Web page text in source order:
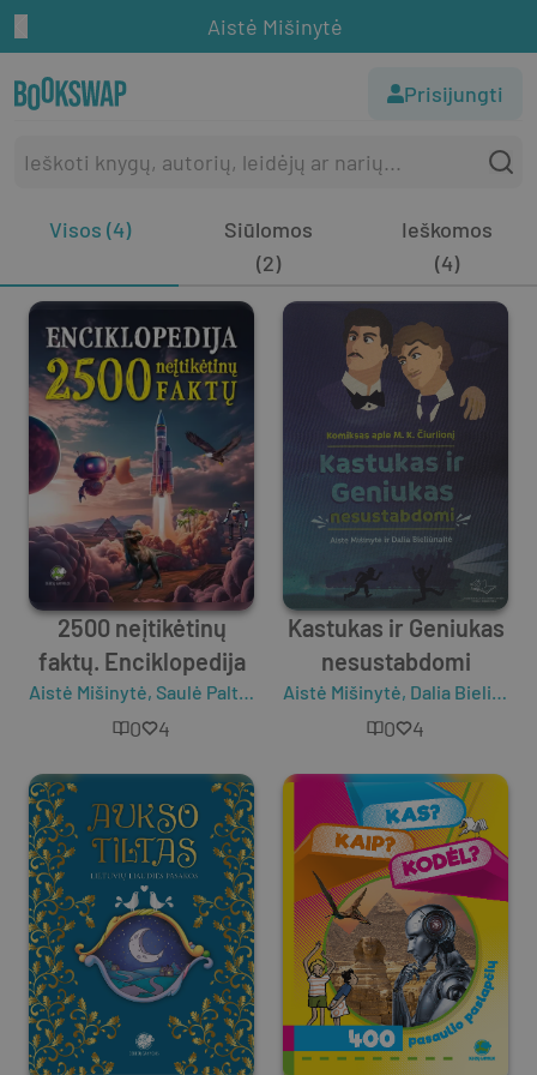
Aistė Mišinytė
Prisijungti
Visos (4)
Siūlomos
(2)
Ieškomos
(4)
2500 neįtikėtinų
faktų. Enciklopedija
Aistė Mišinytė, Saulė Paltanavičiūtė ,Roma Blėkienė,Erika
0 4
Kastukas ir Geniukas
nesustabdomi
Aistė Mišinytė, Dalia Bieliūnaitė
0 4